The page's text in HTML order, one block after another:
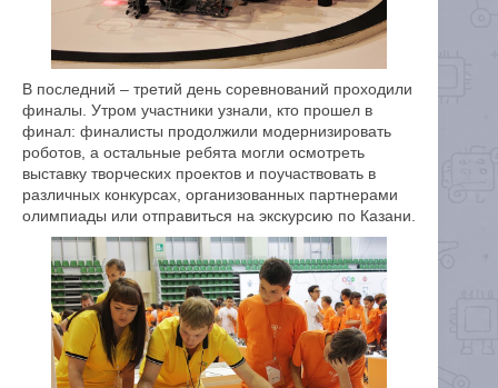
В последний – третий день соревнований проходили
финалы. Утром участники узнали, кто прошел в
финал: финалисты продолжили модернизировать
роботов, а остальные ребята могли осмотреть
выставку творческих проектов и поучаствовать в
различных конкурсах, организованных партнерами
олимпиады или отправиться на экскурсию по Казани.